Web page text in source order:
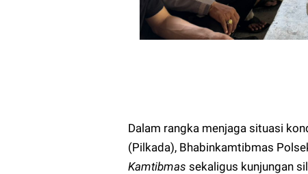
Dalam rangka menjaga situasi
(Pilkada), Bhabinkamtibmas
Kamtibmas sekaligus kunjungan